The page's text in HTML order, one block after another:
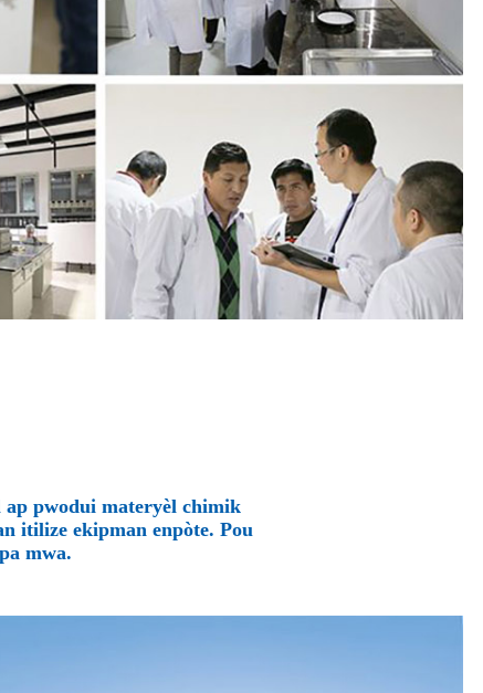
ap pwodui materyèl chimik
itilize ekipman enpòte. Pou
mwa.